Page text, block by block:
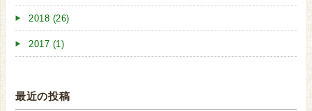
2018 (26)
2017 (1)
最近の投稿